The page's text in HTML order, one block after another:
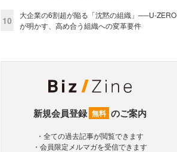
10
大企業の6割超が陥る「沈黙の組織」──U-ZERO
が明かす、高め合う組織への変革要件
新規会員登録 無料 のご案内
・全ての過去記事が閲覧できます
・会員限定メルマガを受信できます